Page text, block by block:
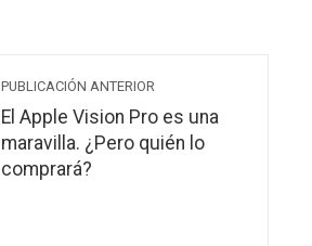
PUBLICACIÓN ANTERIOR
El Apple Vision Pro es una
maravilla. ¿Pero quién lo
comprará?